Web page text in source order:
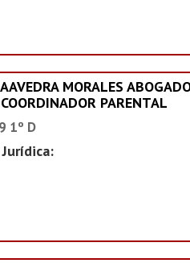
MORALES
PARENTAL
1º D